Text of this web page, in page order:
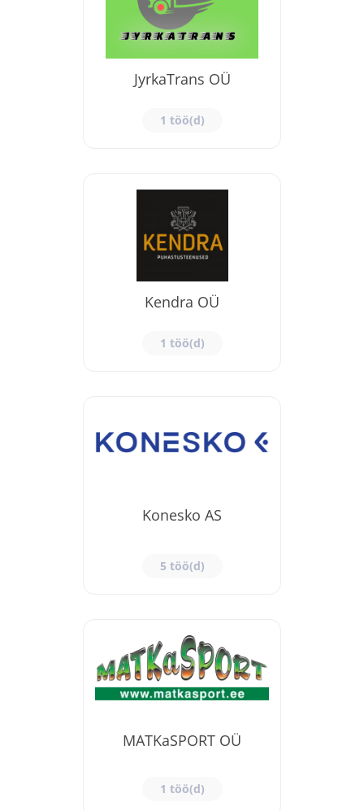
JyrkaTrans OÜ
1 töö(d)
Kendra OÜ
1 töö(d)
Konesko AS
5 töö(d)
MATKaSPORT OÜ
1 töö(d)